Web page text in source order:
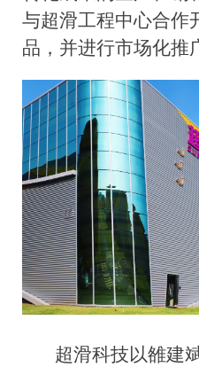
与超滑工程中心合作
品，并进行市场化推
超滑科技以雒建